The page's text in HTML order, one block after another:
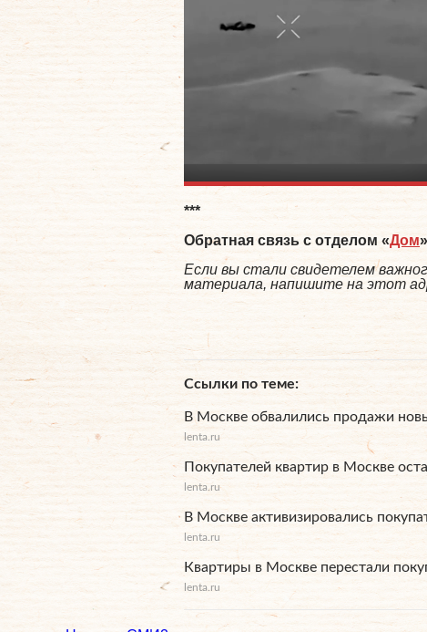
***
Обратная связь с отделом «Дом
Если вы стали свидетелем
материала, напишите на этот
Ссылки по теме
В Москве обвалились продажи
lenta.ru
Покупателей квартир в Москве
lenta.ru
В Москве активизировались
lenta.ru
Квартиры в Москве перестали
lenta.ru